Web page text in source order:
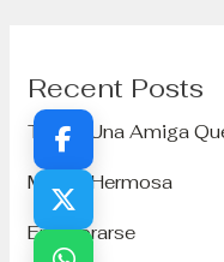
Recent Posts
Tengo Una Amiga
Mi Hija Hermosa
Enamorarse